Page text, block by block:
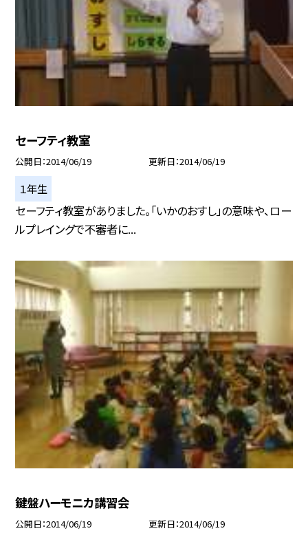
セーフティ教室
公開日 2014/06/19 更新日 2014/06/19
１年生
セーフティ教室がありました。「いかのおすし」の意味や、ロー
ルプレイングで不審者に...
鍵盤ハーモニカ講習会
公開日 2014/06/19 更新日 2014/06/19